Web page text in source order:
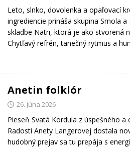
Leto, slnko, dovolenka a opaľovací
ingrediencie prináša skupina Smola
skladbe Natri, ktorá je ako stvorená
Chytľavý refrén, tanečný rytmus a
Anetin folklór
26. júna 2026
Pieseň Svatá Kordula z úspešného
Radosti Anety Langerovej dostala
hudobný prejav sa tu prepája s